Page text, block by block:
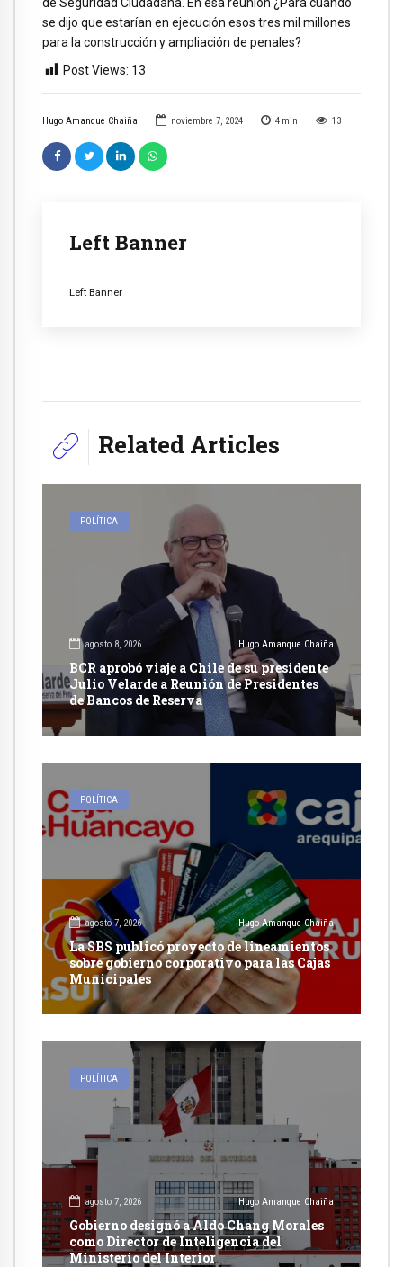
Hugo Amanque Chaiña noviembre 7, 2024 4 min 13
Left Banner
Left Banner
se dijo que estarían en ejecución esos tres mil millones
para la construcción y ampliación de penales?
Post Views: 13
Related Articles
POLÍTICA
agosto 8, 2026 Hugo Amanque Chaiña
BCR aprobó viaje a Chile de su presidente
Julio Velarde a Reunión de Presidentes
de Bancos de Reserva
POLÍTICA
agosto 7, 2026 Hugo Amanque Chaiña
La SBS publicó proyecto de lineamientos
sobre gobierno corporativo para las Cajas
Municipales
POLÍTICA
agosto 7, 2026 Hugo Amanque Chaiña
Gobierno designó a Aldo Chang Morales
como Director de Inteligencia del
Ministerio del Interior